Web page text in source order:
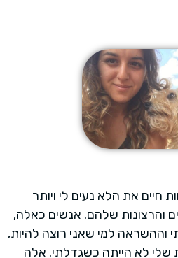
את הלא נעים לי ויותר
והרצונות שלהם. אנשים כאלה,
וההשראה למי שאני רוצה להיות,
שלי לא הייתה כשגדלתי. אלה